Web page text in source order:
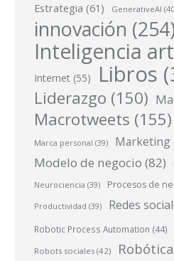
Estrategia (61) GenerativeAI
innovación
Inteligencia
Internet (55) Libros
Liderazgo (150)
Macrotweets (155)
Marca personal (39) Marketing
Modelo de negocio (82)
Neurociencia (39) Procesos de
Productividad (39) Redes
Robotic Process Automation (44)
Robots sociales (42) Robótica